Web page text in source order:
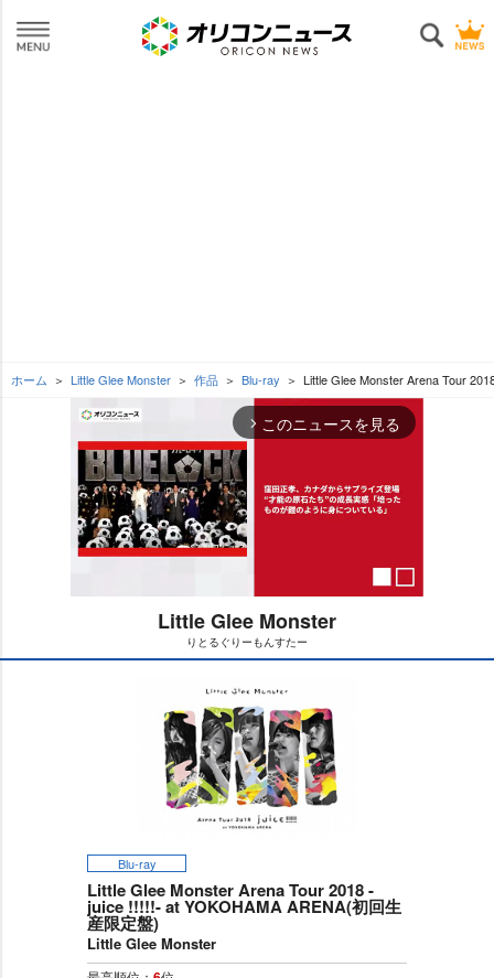
ホーム Little Glee Monster 作品 Blu-ray Little Glee Monster Arena Tour
arrow_forward_ios このニュースを見る
M
Little Glee Monster
りとるぐりーもんすたー
Blu-ray
Little Glee Monster Arena Tour 2018 -
juice !!!!!- at YOKOHAMA ARENA(初回生
産限定盤)
Little Glee Monster